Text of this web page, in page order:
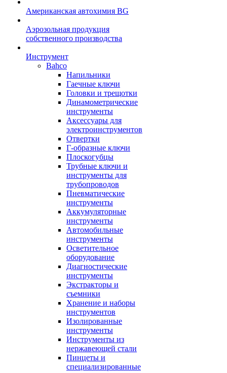
Американская автохимия BG
Аэрозольная продукция
собственного производства
Инструмент
Bahco
Напильники
Гаечные ключи
Головки и трещотки
Динамометрические
инструменты
Аксессуары для
электроинструментов
Отвертки
Г-образные ключи
Плоскогубцы
Трубные ключи и
инструменты для
трубопроводов
Пневматические
инструменты
Аккумуляторные
инструменты
Автомобильные
инструменты
Осветительное
оборудование
Диагностические
инструменты
Экстракторы и
съемники
Хранение и наборы
инструментов
Изолированные
инструменты
Инструменты из
нержавеющей стали
Пинцеты и
специализированные